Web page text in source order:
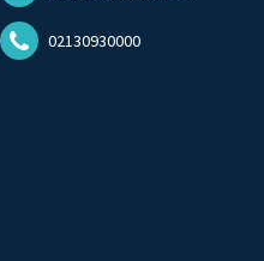
02130930000